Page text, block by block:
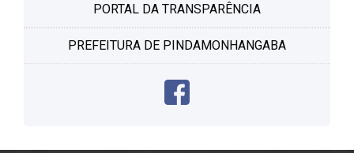
PORTAL DA TRANSPARÊNCIA
PREFEITURA DE PINDAMONHANGABA